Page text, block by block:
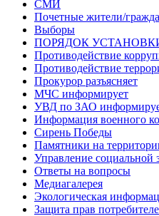
СМИ
Почетные жители/
Выборы
ПОРЯДОК
Противодействие
Противодействие
Прокурор разъясняет
МЧС информирует
УВД по ЗАО
Информация военного
Сирень Победы
Памятники на
Управление
Ответы на вопросы
Медиагалерея
Экологическая
Защита прав